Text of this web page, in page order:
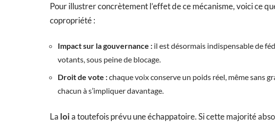
Pour illustrer concrètement l’effet de ce mécanisme, voici ce
copropriété :
Impact sur la gouvernance : il est désormais indispensable de
votants, sous peine de blocage.
Droit de vote :chaque voix conserve un poids réel, même sans
chacun à s’impliquer davantage.
La loia toutefois prévu une échappatoire. Si cette majorité